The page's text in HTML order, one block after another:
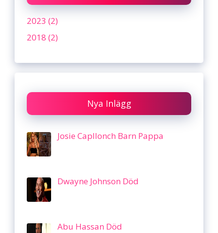
2023 (2)
2018 (2)
Nya Inlägg
Josie Capllonch Barn Pappa
Dwayne Johnson Död
Abu Hassan Död